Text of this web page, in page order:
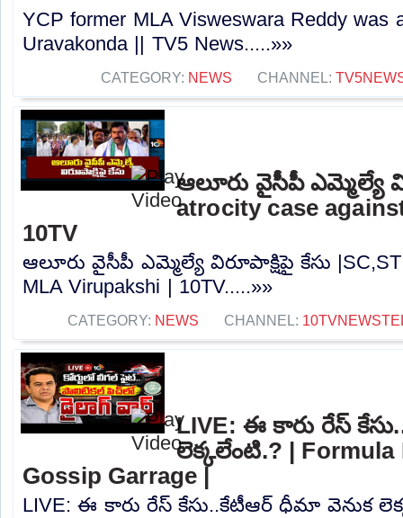
YCP former MLA Visweswara Reddy was
Uravakonda || TV5 News.....»»
CATEGORY: NEWS CHANNEL:
ఆలూరు వైసీపీ ఎమ్మెల్యే
atrocity case
10TV
ఆలూరు వైసీపీ ఎమ్మెల్యే విరూపాక్షిపై కేసు |SC,ST
MLA Virupakshi | 10TV.....»»
CATEGORY: NEWS CHANNEL:
LIVE: ఈ కారు రేస్‌
లెక్కలేంటి.? | Formula
Gossip Garrage |
LIVE: ఈ కారు రేస్‌ కేసు..కేటీఆర్ ధీమా వెనుక